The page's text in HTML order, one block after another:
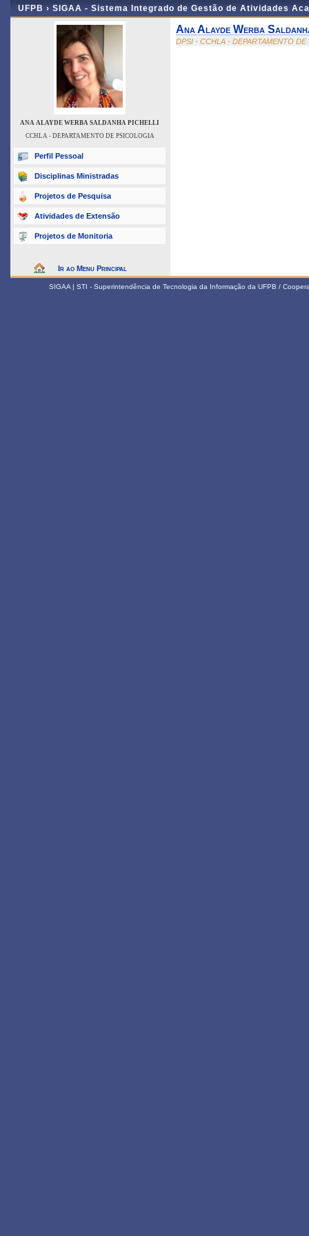
UFPB › SIGAA - Sistema Integrado de Gestão de Atividades
ANA ALAYDE WERBA SALDANHA PICHELLI
CCHLA - DEPARTAMENTO DE PSICOLOGIA
Perfil Pessoal
Disciplinas Ministradas
Projetos de Pesquisa
Atividades de Extensão
Projetos de Monitoria
Ir ao Menu Principal
Ana Alayde Werba
DPSI - CCHLA - DEPARTAMENTO
SIGAA | STI - Superintendência de Tecnologia da Informação da UFPB /